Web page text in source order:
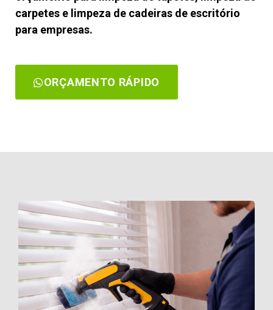
carpetes e limpeza de cadeiras de escritório
para empresas.
ORÇAMENTO RÁPIDO